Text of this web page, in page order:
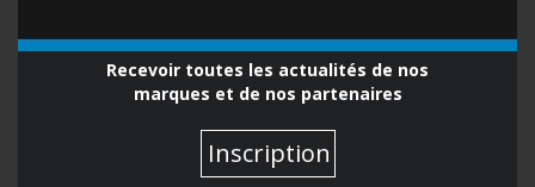
Recevoir toutes les actualités de nos
marques et de nos partenaires
Inscription